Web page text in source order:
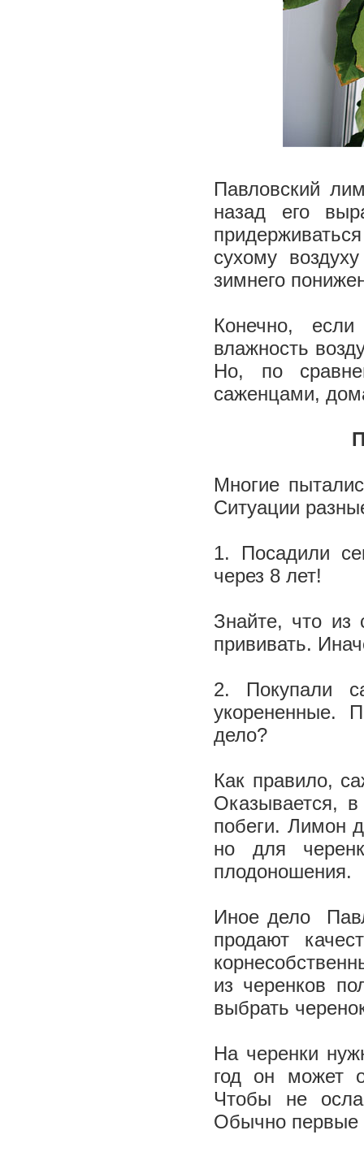
Павловский
назад его
сухому
зимнего
Конечно,
влажность
Но, по
саженцами,
Многие
Ситуации
1. Посадили
через 8 лет!
Знайте, что из
прививать.
2. Покупали
укорененные.
дело?
Как правило,
Оказывается,
побеги. Лимон
но для
плодоношения.
Иное дело
продают
из черенков
выбрать
На черенки
год он может
Чтобы не
Обычно первые